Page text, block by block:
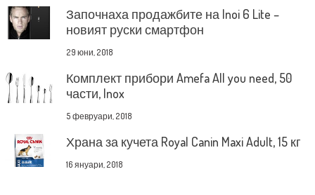
Започнаха продажбите на Inoi 6 Lite –
новият руски смартфон
29 юни, 2018
Комплект прибори Amefa All you need, 50
части, Inox
5 февруари, 2018
Храна за кучета Royal Canin Maxi Adult, 15 кг
16 януари, 2018